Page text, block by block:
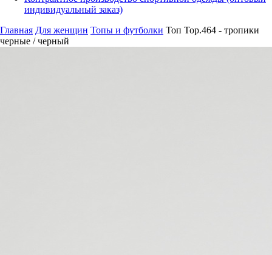
индивидуальный заказ)
Главная Для женщин Топы и футболки Топ Top.464 - тропики
черные / черный